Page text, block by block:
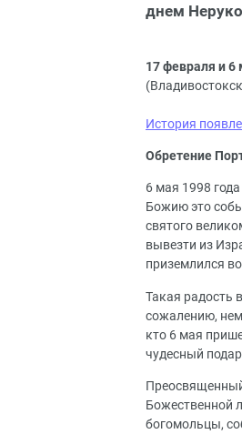
днем
17 февраля и 6
История
Обретение
6 мая 1998
Божию это
святого
вывезти из
приземлился
Такая радость
сожалению,
кто 6 мая
чудесный
Божественной
богомольцы,